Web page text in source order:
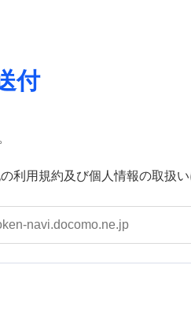
付
利用規約及び個人情報の取扱